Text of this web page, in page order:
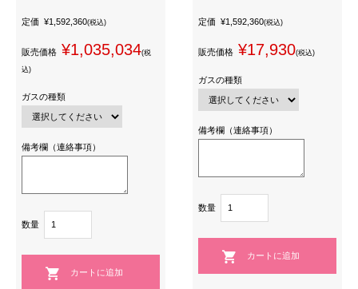
定価 ¥1,592,360(税込)
販売価格 ¥1,035,034(税
込)
ガスの種類
備考欄（連絡事項）
数量
定価 ¥1,592,360(税込)
販売価格 ¥17,930(税込)
ガスの種類
備考欄（連絡事項）
数量